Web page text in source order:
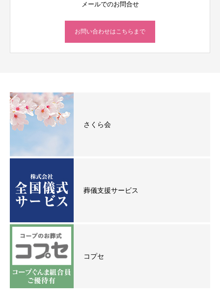
メールでのお問合せ
お問い合わせはこちらまで
さくら会
葬儀支援サービス
コプセ